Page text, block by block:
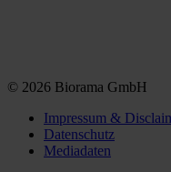
© 2026 Biorama GmbH
Impressum &
Datenschutz
Mediadaten